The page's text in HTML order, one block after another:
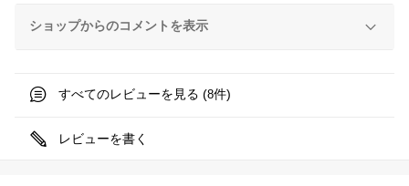
ショップからのコメントを表示
すべてのレビューを見る (8件)
レビューを書く